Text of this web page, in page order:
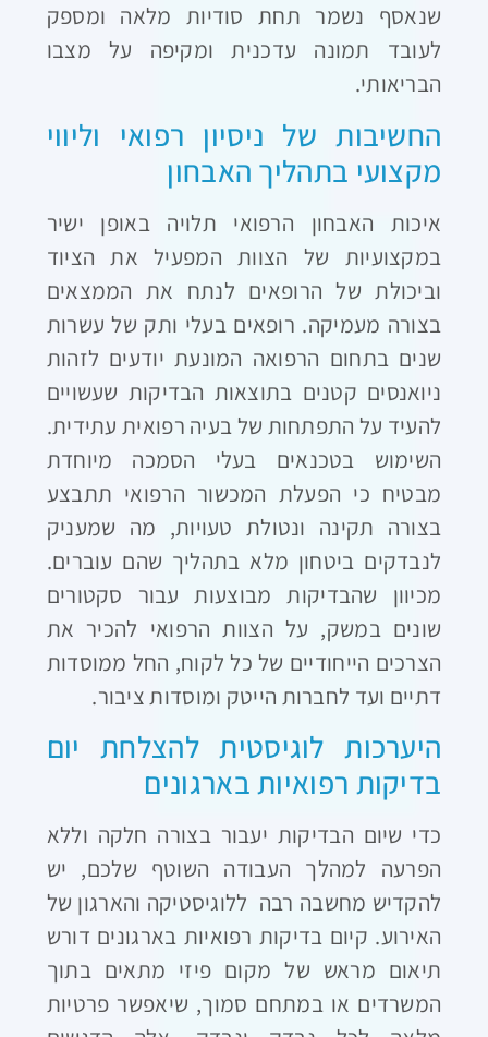
שנאסף נשמר תחת סודיות מלאה ומספק
לעובד תמונה עדכנית ומקיפה על מצבו
הבריאותי.
החשיבות של ניסיון רפואי וליווי
מקצועי בתהליך האבחון
איכות האבחון הרפואי תלויה באופן ישיר
במקצועיות של הצוות המפעיל את הציוד
וביכולת של הרופאים לנתח את הממצאים
בצורה מעמיקה. רופאים בעלי ותק של עשרות
שנים בתחום הרפואה המונעת יודעים לזהות
ניואנסים קטנים בתוצאות הבדיקות שעשויים
להעיד על התפתחות של בעיה רפואית עתידית.
השימוש בטכנאים בעלי הסמכה מיוחדת
מבטיח כי הפעלת המכשור הרפואי תתבצע
בצורה תקינה ונטולת טעויות, מה שמעניק
לנבדקים ביטחון מלא בתהליך שהם עוברים.
מכיוון שהבדיקות מבוצעות עבור סקטורים
שונים במשק, על הצוות הרפואי להכיר את
הצרכים הייחודיים של כל לקוח, החל ממוסדות
דתיים ועד לחברות הייטק ומוסדות ציבור.
היערכות לוגיסטית להצלחת יום
בדיקות רפואיות בארגונים
כדי שיום הבדיקות יעבור בצורה חלקה וללא
הפרעה למהלך העבודה השוטף שלכם, יש
להקדיש מחשבה רבה ללוגיסטיקה והארגון של
האירוע. קיום בדיקות רפואיות בארגונים דורש
תיאום מראש של מקום פיזי מתאים בתוך
המשרדים או במתחם סמוך, שיאפשר פרטיות